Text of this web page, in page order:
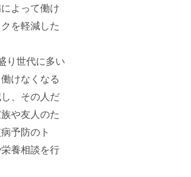
よって働け
を軽減した
り世代に多い
けなくなる
、その人だ
や友人のた
予防のト
養相談を行